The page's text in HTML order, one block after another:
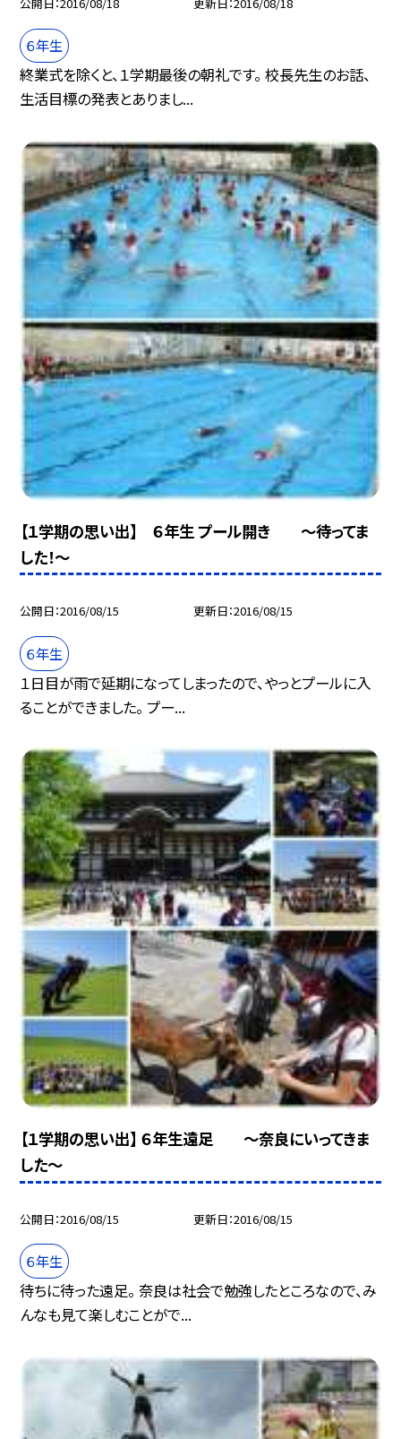
６年生
終業式を除くと、１学期最後の朝礼です。 校長先生のお話、
生活目標の発表とありまし...
【１学期の思い出】 ６年生 プール開き 〜待ってま
した！〜
公開日 2016/08/15 更新日 2016/08/15
６年生
１日目が雨で延期になってしまったので、やっとプールに入
ることができました。 プー...
【１学期の思い出】 ６年生遠足 〜奈良にいってきま
した〜
公開日 2016/08/15 更新日 2016/08/15
６年生
待ちに待った遠足。 奈良は社会で勉強したところなので、み
んなも見て楽しむことがで...